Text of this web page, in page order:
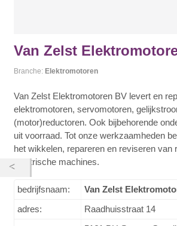
Van Zelst
Branche: Elektromotoren
Van Zelst Elektromotoren BV levert en
elektromotoren, servomotoren,
(motor)reductoren. Ook bijbehorende
uit voorraad. Tot onze werkzaamheden
het wikkelen, repareren en reviseren van
elektrische machines.
bedrijfsnaam:
Van Zelst
adres:
Raadhuisstraat 14